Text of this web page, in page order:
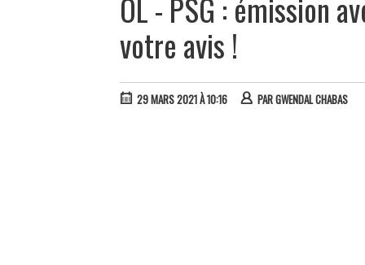
OL - PSG : émission
votre avis !
29 MARS 2021 À 10:16 PARGWENDAL CHABAS